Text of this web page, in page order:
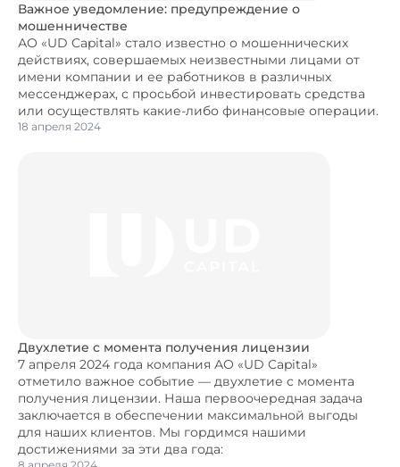
Важное уведомление: предупреждение о
мошенничестве
АО «UD Capital» стало известно о мошеннических
действиях, совершаемых неизвестными лицами от
имени компании и ее работников в различных
мессенджерах, с просьбой инвестировать средства
или осуществлять какие-либо финансовые операции.
18 апреля 2024
Двухлетие с момента получения лицензии
7 апреля 2024 года компания АО «UD Capital»
отметило важное событие — двухлетие с момента
получения лицензии. Наша первоочередная задача
заключается в обеспечении максимальной выгоды
для наших клиентов. Мы гордимся нашими
достижениями за эти два года: